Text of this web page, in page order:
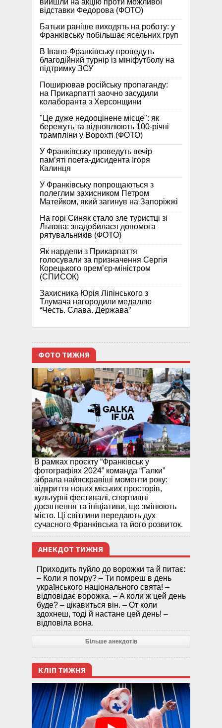
вийшли на акцію проти можливої
відставки Федорова (ФОТО)
Батьки раніше виходять на роботу: у
Франківську побільшає ясельних груп
В Івано-Франківську проведуть
благодійний турнір із мініфутболу на
підтримку ЗСУ
Поширював російську пропаганду:
на Прикарпатті заочно засудили
колаборанта з Херсонщини
"Це дуже недооцінене місце": як
бережуть та відновлюють 100-річні
трампліни у Ворохті (ФОТО)
У Франківську проведуть вечір
пам’яті поета-дисидента Ігоря
Калинця
У Франківську попрощаються з
полеглим захисником Петром
Матейком, який загинув на Запоріжжі
На горі Синяк стало зле туристці зі
Львова: знадобилася допомога
рятувальників (ФОТО)
Як нардепи з Прикарпаття
голосували за призначення Сергія
Корецького прем’єр-міністром
(СПИСОК)
Захисника Юрія Ліпінського з
Тлумача нагородили медаллю
“Честь. Слава. Держава”
ФОТО ТИЖНЯ
В рамках проєкту “Франківськ у
фотографіях 2024” команда “Галки”
зібрала найяскравіші моменти року:
відкриття нових міських просторів,
культурні фестивалі, спортивні
досягнення та ініціативи, що змінюють
місто. Ці світлини передають дух
сучасного Франківська та його розвиток.
АНЕКДОТ ТИЖНЯ
Приходить пуйло до ворожки та й питає:
– Коли я помру? – Ти помреш в день
українського національного свята! –
відповідає ворожка. – А коли ж цей день
буде? – цікавиться він. – От коли
здохнеш, тоді й настане цей день! –
відповіла вона.
Більше анекдотів
КЛІП ТИЖНЯ